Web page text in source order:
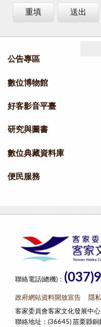
重填 送出
公告專區
數位博物館
好客影音平臺
研究與圖書
數位典藏資料庫
便民服務
聯絡電話(總機)：
政府網站資料開放宣告 隱
客家委員會客家文化發展中
聯絡地址：(36645) 苗栗縣